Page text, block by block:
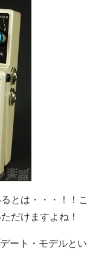
とは・・・！！
だけますよね！
ート・モデルと